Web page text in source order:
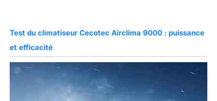
Test du climatiseur Cecotec Airclima 9000 : puissance
et efficacité